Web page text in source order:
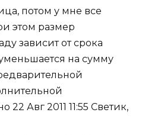
потом у мне все
этом размер
зависит от срока
на сумму
Авг 2011 11:55 Светик,